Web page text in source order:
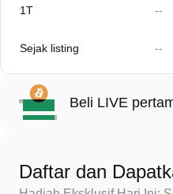
1T --
Sejak listing --
Beli LIVE
Daftar dan